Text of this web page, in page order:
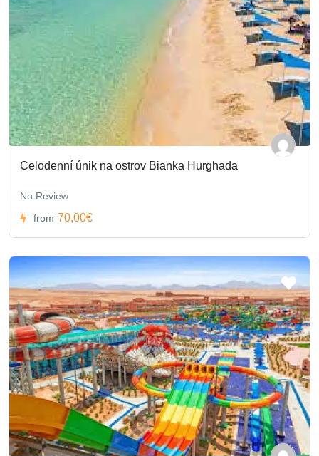
Celodenní únik na ostrov Bianka Hurghada
No Review
from 70,00€